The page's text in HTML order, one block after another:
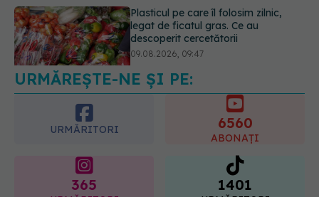
Mai trebuie să numărăm caloriile ca
să slăbim? Ce se schimbă în era
medicamentelor GLP-1
09.08.2026, 12:00
URMĂREȘTE-NE ȘI PE:
URMĂRITORI 6560
ABONAȚI
365 1401